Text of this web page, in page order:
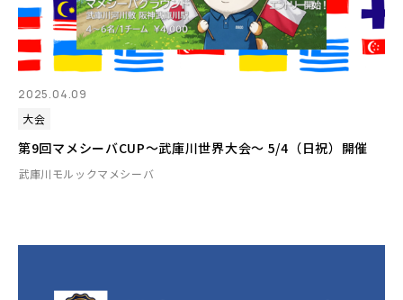
2025.04.09
大会
第9回マメシーバCUP～武庫川世界大会～ 5/4（日祝）開催
武庫川モルックマメシーバ